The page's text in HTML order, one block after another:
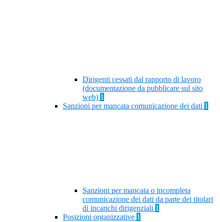
Dirigenti cessati dal rapporto di lavoro
(documentazione da pubblicare sul sito
web) 1
Sanzioni per mancata comunicazione dei dati 1
Sanzioni per mancata o incompleta
comunicazione dei dati da parte dei titolari
di incarichi dirigenziali 1
Posizioni organizzative 1